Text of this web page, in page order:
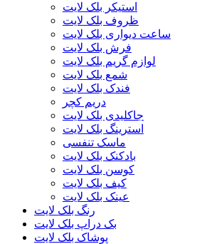
استیکر بلک لایت
ظروف بلک لایت
ساعت دیواری بلک لایت
فرش بلک لایت
لوازم گریم بلک لایت
شمع بلک لایت
فندک بلک لایت
دریم کچر
جاکلیدی بلک لایت
استرینگ بلک لایت
ماسک تنفسی
بادکنک بلک لایت
کوسن بلک لایت
کیف بلک لایت
عینک بلک لایت
رنگ بلک لایت
بک دراپ بلک لایت
پوشاک بلک لایت